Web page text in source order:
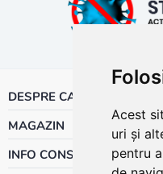
Acest
uri și
pentru
DESPRE CALOR
MAGAZIN
INFO CONSUMATOR